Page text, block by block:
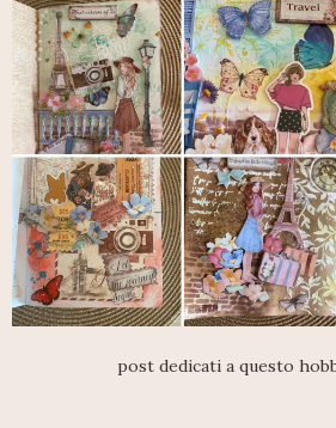
post dedicati a questo